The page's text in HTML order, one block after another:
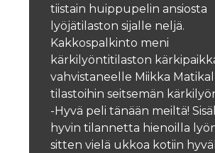
tiistain huippupelin ansiosta
lyöjätilaston sijalle neljä.
Kakkospalkinto meni
kärkilyöntitilaston
vahvistaneelle Miikka
tilastoihin seitsemän
-Hyvä peli tänään meiltä!
hyvin tilannetta hienoilla
sitten vielä ukkoa kotiin